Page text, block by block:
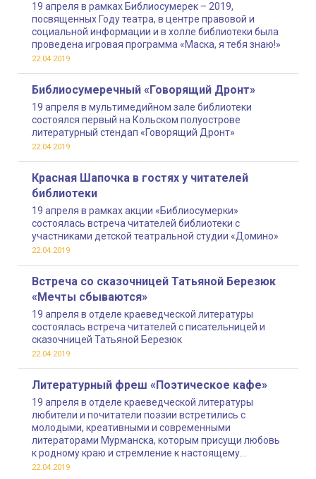
19 апреля в рамках Библиосумерек – 2019,
посвященных Году театра, в центре правовой и
социальной информации и в холле библиотеки была
проведена игровая программа «Маска, я тебя знаю!»
22.04.2019
Библиосумеречный «Говорящий Дронт»
19 апреля в мультимедийном зале библиотеки
состоялся первый на Кольском полуострове
литературный стендап «Говорящий Дронт»
22.04.2019
Красная Шапочка в гостях у читателей
библиотеки
19 апреля в рамках акции «Библиосумерки»
состоялась встреча читателей библиотеки с
участниками детской театральной студии «Домино»
22.04.2019
Встреча со сказочницей Татьяной Березюк
«Мечты сбываются»
19 апреля в отделе краеведческой литературы
состоялась встреча читателей с писательницей и
сказочницей Татьяной Березюк
22.04.2019
Литературный фреш «Поэтическое кафе»
19 апреля в отделе краеведческой литературы
любители и почитатели поэзии встретились с
молодыми, креативными и современными
литераторами Мурманска, которым присущи любовь
к родному краю и стремление к настоящему
искусству со смыслом
22.04.2019